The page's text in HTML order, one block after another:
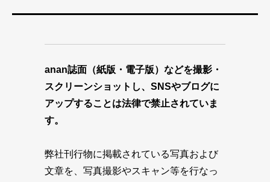
anan誌面（紙版・電子版）などを撮影・
スクリーンショットし、SNSやブログに
アップすることは法律で禁止されていま
す。
弊社刊行物に掲載されている写真および
文章を、写真撮影やスキャン等を行なっ